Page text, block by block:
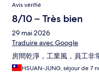
Avis vérifié
8/10 – Très bien
29 mai 2026
Traduire avec Google
房間乾淨，工業風，員工非
HSUAN-JUNG, séjour de 7